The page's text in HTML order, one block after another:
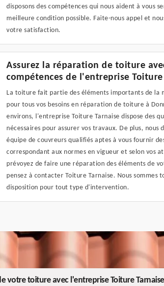
disposons des compétences qui nous aident à vous
meilleure condition possible. Faite-nous appel et
votre satisfaction.
Assurez la réparation de toiture
compétences de l'entreprise Toiture
La toiture fait partie des éléments importants de la
pour tous vos besoins en réparation de toiture à
environs, l'entreprise Toiture Tarnaise dispose des
nécessaires pour assurer vos travaux. De plus, nous
équipe de couvreurs qualifiés aptes à vous fournir
correspondant aux normes en vigueur et selon vos
prévoyez de faire une réparation des éléments de
pensez à contacter Toiture Tarnaise. Nous sommes
disposition pour tout type d'intervention.
votre toiture avec l'entreprise Toiture Tarnaise